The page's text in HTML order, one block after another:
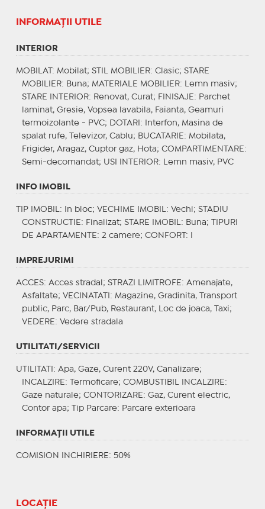
INFORMAŢII UTILE
INTERIOR
MOBILAT : Mobilat; STIL MOBILIER: Clasic; STARE
MOBILIER: Buna; MATERIALE MOBILIER: Lemn masiv;
STARE INTERIOR: Renovat, Curat; FINISAJE : Parchet
laminat, Gresie, Vopsea lavabila, Faianta, Geamuri
termoizolante - PVC;
DOTARI : Interfon, Masina de
spalat rufe, Televizor, Cablu; BUCATARIE : Mobilata,
Frigider, Aragaz, Cuptor gaz, Hota; COMPARTIMENTARE :
Semi-decomandat; USI INTERIOR: Lemn masiv, PVC
INFO IMOBIL
TIP IMOBIL : In bloc; VECHIME IMOBIL : Vechi; STADIU
CONSTRUCTIE : Finalizat; STARE IMOBIL : Buna;
TIPURI
DE APARTAMENTE : 2 camere; CONFORT : I
IMPREJURIMI
ACCES: Acces stradal; STRAZI LIMITROFE : Amenajate,
Asfaltate; VECINATATI : Magazine, Gradinita, Transport
public, Parc, Bar/Pub, Restaurant, Loc de joaca, Taxi;
VEDERE : Vedere stradala
UTILITATI/SERVICII
UTILITATI : Apa, Gaze, Curent 220V, Canalizare;
INCALZIRE : Termoficare; COMBUSTIBIL INCALZIRE :
Gaze naturale; CONTORIZARE : Gaz, Curent electric,
Contor apa;
Tip Parcare: Parcare exterioara
INFORMAŢII UTILE
COMISION INCHIRIERE: 50%
LOCAȚIE